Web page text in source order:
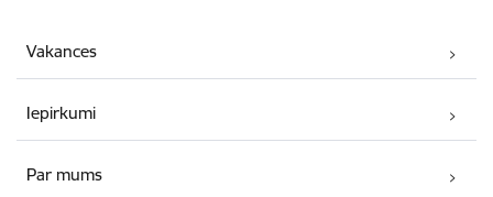
Vakances
Iepirkumi
Par mums